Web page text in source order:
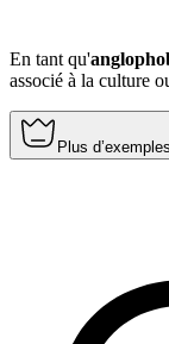
En tant qu'
associé à la culture
Plus d’exemples